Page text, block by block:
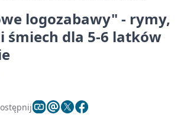
logozabawy" - rymy,
śmiech dla 5-6 latków